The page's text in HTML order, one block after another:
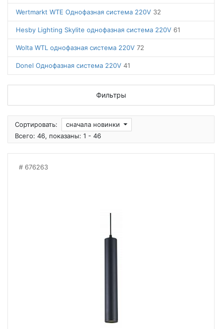
Wertmarkt WTE Однофазная система 220V 32
Hesby Lighting Skylite однофазная система 220V 61
Wolta WTL однофазная система 220V 72
Donel Однофазная система 220V 41
Фильтры
Сортировать:
сначала новинки
Всего: 46, показаны: 1 - 46
676263